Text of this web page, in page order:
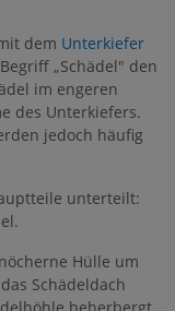
dem Unterkiefer
„Schädel" den
im engeren
des Unterkiefers.
jedoch häufig
unterteilt:
Hülle um
Schädeldach